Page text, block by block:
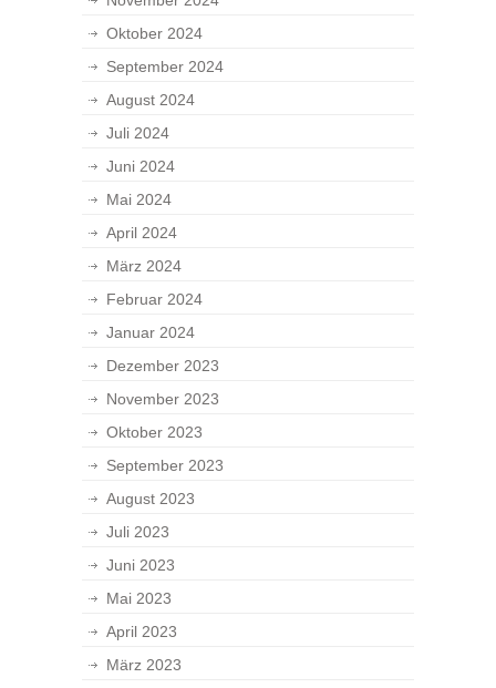
Oktober 2024
September 2024
August 2024
Juli 2024
Juni 2024
Mai 2024
April 2024
März 2024
Februar 2024
Januar 2024
Dezember 2023
November 2023
Oktober 2023
September 2023
August 2023
Juli 2023
Juni 2023
Mai 2023
April 2023
März 2023